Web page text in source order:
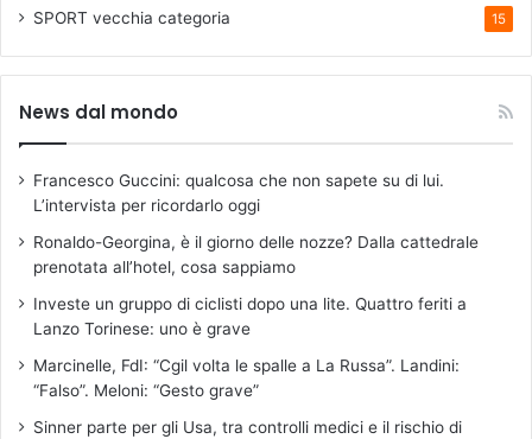
SPORT vecchia categoria 15
News dal mondo
Francesco Guccini: qualcosa che non sapete su di lui.
L’intervista per ricordarlo oggi
Ronaldo-Georgina, è il giorno delle nozze? Dalla cattedrale
prenotata all’hotel, cosa sappiamo
Investe un gruppo di ciclisti dopo una lite. Quattro feriti a
Lanzo Torinese: uno è grave
Marcinelle, FdI: “Cgil volta le spalle a La Russa”. Landini:
“Falso”. Meloni: “Gesto grave”
Sinner parte per gli Usa, tra controlli medici e il rischio di